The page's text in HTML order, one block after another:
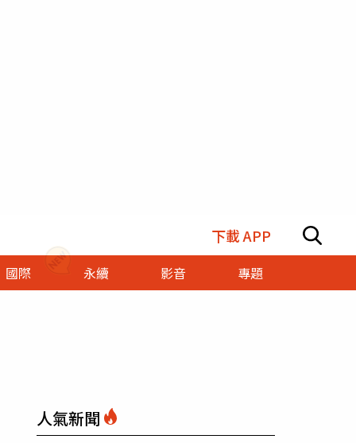
下載 APP
國際 永續 影音 專題
人氣新聞